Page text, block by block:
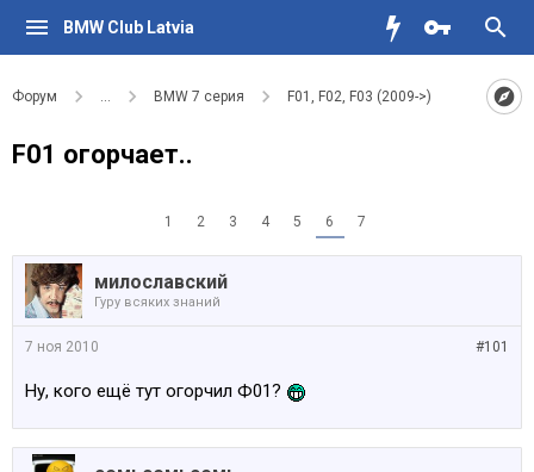
BMW Club Latvia
Форум ... BMW 7 серия F01, F02, F03 (2009->)
F01 огорчает..
1 2 3 4 5 6 7
милославский
Гуру всяких знаний
#101
7 ноя 2010
Ну, кого ещё тут огорчил Ф01?